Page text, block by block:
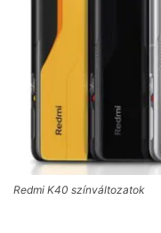
Redmi K40 színváltozatok